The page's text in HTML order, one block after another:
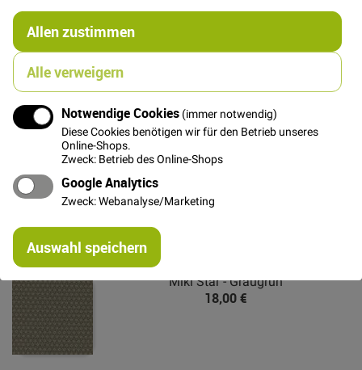
Allen zustimmen
Alle verweigern
Notwendige Cookies (immer notwendig)
Diese Cookies benötigen wir für den Betrieb unseres
Online-Shops.
Zweck: Betrieb des Online-Shops
Google Analytics
Zweck: Webanalyse/Marketing
Auswahl speichern
Das könnte Dich auch interessieren
Miki Star - Graugrün
18,00 €
Sehr weicher Flanellstoff mit aufgerauter Oberfläche
und coolen Karos von Robert Kaufman.
Die Karos sind ca. 1,8 cm groß.
Weitere Informationen